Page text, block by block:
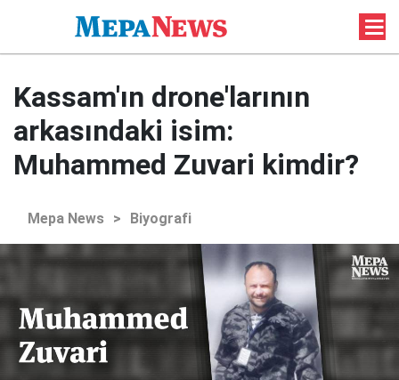
Kassam'ın drone'larının
arkasındaki isim:
Muhammed Zuvari kimdir?
Mepa News > Biyografi